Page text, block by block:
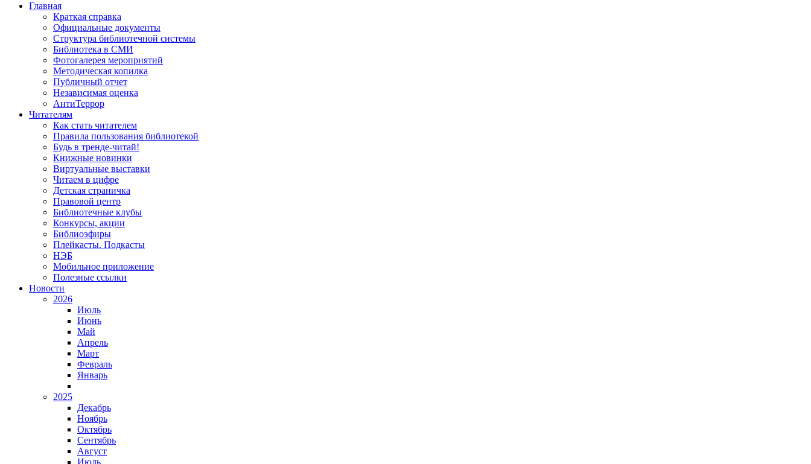
Главная
Краткая справка
Официальные документы
Структура библиотечной системы
Библиотека в СМИ
Фотогалерея мероприятий
Методическая копилка
Публичный отчет
Независимая оценка
АнтиТеррор
Читателям
Как стать читателем
Правила пользования библиотекой
Будь в тренде-читай!
Книжные новинки
Виртуальные выставки
Читаем в цифре
Детская страничка
Правовой центр
Библиотечные клубы
Конкурсы, акции
Библиоэфиры
Плейкасты. Подкасты
НЭБ
Мобильное приложение
Полезные ссылки
Новости
2026
Июль
Июнь
Май
Апрель
Март
Февраль
Январь
2025
Декабрь
Ноябрь
Октябрь
Сентябрь
Август
Июль